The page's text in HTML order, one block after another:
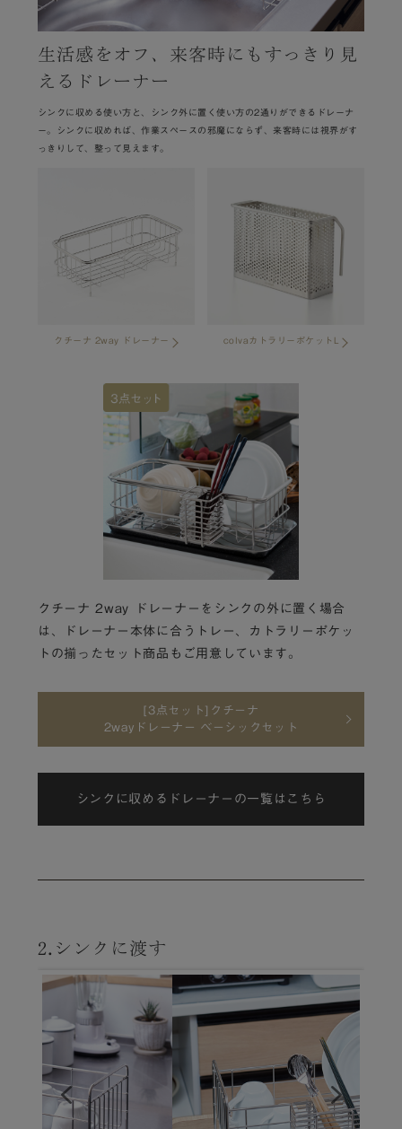
生活感をオフ、来客時にもすっきり見
えるドレーナー
シンクに収める使い方と、シンク外に置く使い方の2通りができるドレーナ
ー。シンクに収めれば、作業スペースの邪魔にならず、来客時には視界がす
っきりして、整って見えます。
クチーナ 2way ドレーナー colvaカトラリーポケットL
クチーナ 2way ドレーナーをシンクの外に置く場合
は、ドレーナー本体に合うトレー、カトラリーポケッ
トの揃ったセット商品もご用意しています。
[3点セット]クチーナ
2wayドレーナー ベーシックセット
シンクに収めるドレーナーの一覧はこちら
2.シンクに渡す